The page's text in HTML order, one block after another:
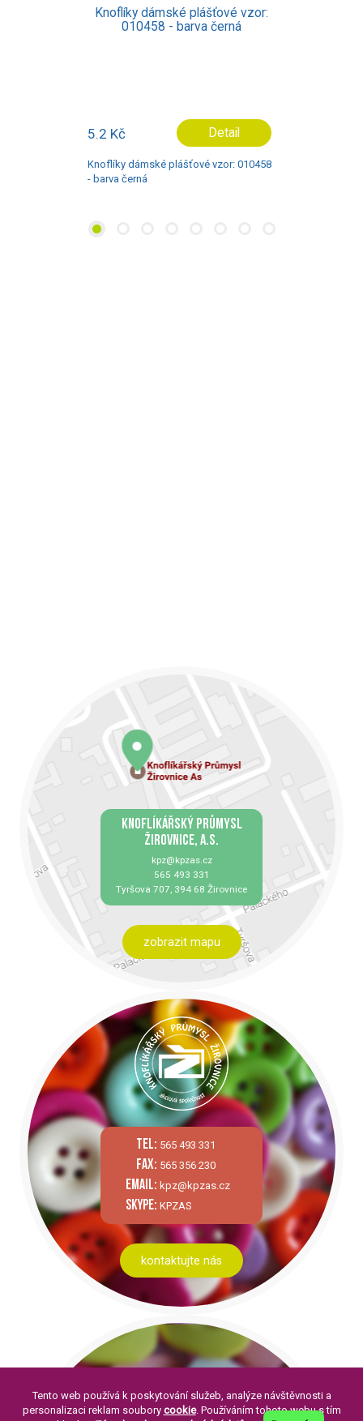
Knoflíky dámské plášťové vzor:
09852 - barva černá
4.6 Kč Detail
Knoflíky dámské plášťové vzor: 09852 -
barva černá
KNOFLÍKÁŘSKÝ PRŮMYSL
ŽIROVNICE, A.S.
kpz@kpzas.cz
565 493 331
Tyršova 707, 394 68 Žirovnice
zobrazit mapu
tel: 565 493 331
fax: 565 356 230
email: kpz@kpzas.cz
skype: KPZAS
kontaktujte nás
Tento web používá k poskytování služeb, analýze návštěvnosti a
personalizaci reklam soubory cookie. Používáním tohoto webu s tím